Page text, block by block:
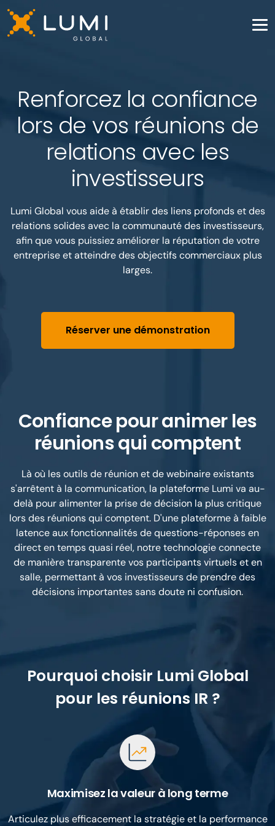
Renforcez la confiance
lors de vos réunions de
relations avec les
investisseurs
Lumi Global vous aide à établir des liens profonds et des
relations solides avec la communauté des investisseurs,
afin que vous puissiez améliorer la réputation de votre
entreprise et atteindre des objectifs commerciaux plus
larges.
Réserver une démonstration
Confiance pour animer les
réunions qui comptent
Là où les outils de réunion et de webinaire existants
s'arrêtent à la communication, la plateforme Lumi va au-
delà pour alimenter la prise de décision la plus critique
lors des réunions qui comptent. D'une plateforme à faible
latence aux fonctionnalités de questions-réponses en
direct en temps quasi réel, notre technologie connecte
de manière transparente vos participants virtuels et en
salle, permettant à vos investisseurs de prendre des
décisions importantes sans doute ni confusion.
Pourquoi choisir Lumi Global
pour les réunions IR ?
Maximisez la valeur à long terme
Articulez plus efficacement la stratégie et la performance